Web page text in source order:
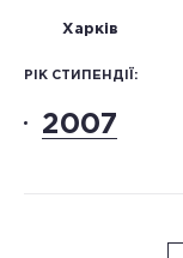
Харків
РІК СТИПЕНДІЇ:
2007